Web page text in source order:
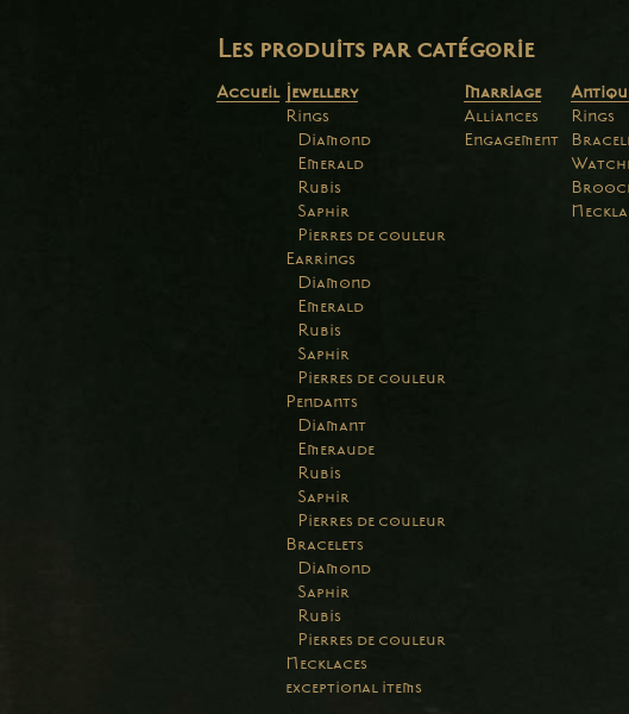
Les produits par catégorie
Accueil Jewellery
Rings
Diamond
Emerald
Rubis
Saphir
Pierres de couleur
Earrings
Diamond
Emerald
Rubis
Saphir
Pierres de couleur
Pendants
Diamant
Emeraude
Rubis
Saphir
Pierres de couleur
Bracelets
Diamond
Saphir
Rubis
Pierres de couleur
Necklaces
exceptional items
Marriage
Alliances
Engagement
Rings